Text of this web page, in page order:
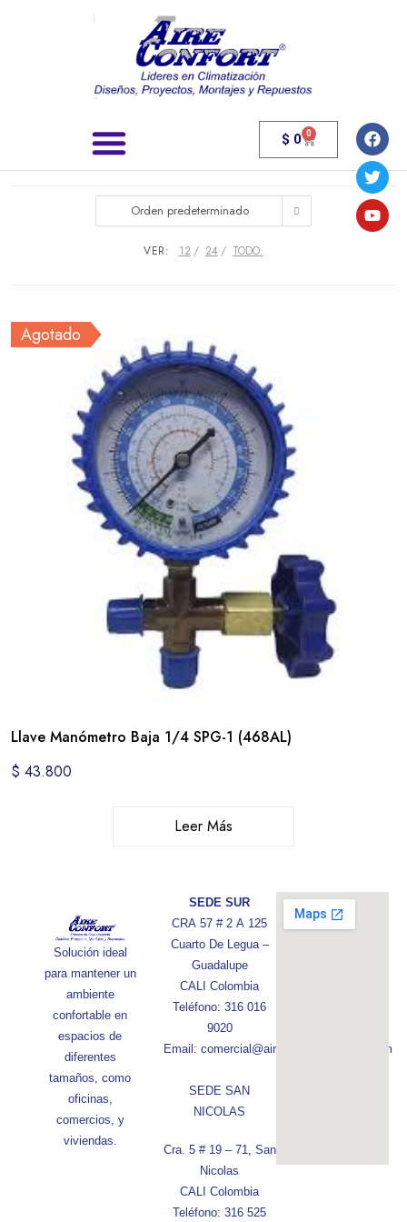
$ 0 0
Orden predeterminado
VER: 12 24 TODO:
Agotado
Llave Manómetro Baja 1/4 SPG-1 (468AL)
$ 43.800
Leer Más
Solución ideal
para mantener un
ambiente
confortable en
espacios de
diferentes
tamaños, como
oficinas,
comercios, y
viviendas.
SEDE SUR
CRA 57 # 2 A 125
Cuarto De Legua –
Guadalupe
CALI Colombia
Teléfono: 316 016
9020
Email: comercial@aireconfortcolombia.com
SEDE SAN
NICOLAS
Cra. 5 # 19 – 71, San
Nicolas
CALI Colombia
Teléfono: 316 525